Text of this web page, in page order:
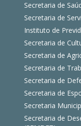
Secretaria de
Secretaria de
Instituto de
Secretaria de
Secretaria de
Secretaria de
Secretaria de
Secretaria de
Secretaria
Secretaria de